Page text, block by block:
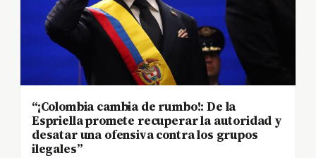
“¡Colombia cambia de rumbo!: De la
Espriella promete recuperar la autoridad y
desatar una ofensiva contra los grupos
ilegales”